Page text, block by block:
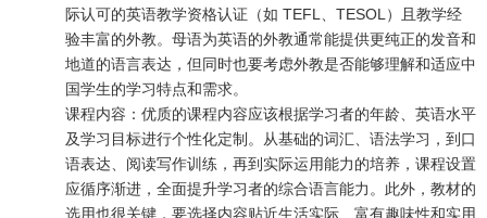
际认可的英语教学资格认证（如 TEFL、TESOL）且教学经
验丰富的外教。母语为英语的外教通常能提供更纯正的发音和
地道的语言表达，但同时也要考虑外教是否能够理解和适应中
国学生的学习特点和需求。
课程内容：优质的课程内容应该根据学习者的年龄、英语水平
及学习目标进行个性化定制。从基础的词汇、语法学习，到口
语表达、阅读写作训练，再到实际运用能力的培养，课程设置
应循序渐进，全面提升学习者的综合语言能力。此外，教材的
选用也很关键，要选择内容贴近生活实际、富有趣味性和实用